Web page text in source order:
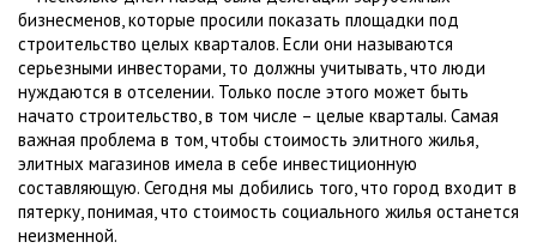
бизнесменов, которые просили показать площадки под
строительство целых кварталов. Если они называются
серьезными инвесторами, то должны учитывать, что люди
нуждаются в отселении. Только после этого может быть
начато строительство, в том числе – целые кварталы. Самая
важная проблема в том, чтобы стоимость элитного жилья,
элитных магазинов имела в себе инвестиционную
составляющую. Сегодня мы добились того, что город входит в
пятерку, понимая, что стоимость социального жилья останется
неизменной.